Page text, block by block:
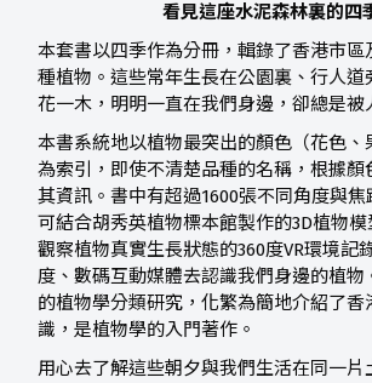
看見這座水泥森林裏的四
本套書以四季作為分冊，輯錄了香港市區
種植物。這些常年生長在公園裏、行人道
花一木，明明一直在我們身邊，卻總是被
本書系統地以植物最突出的顏色（花色、
為索引，即使不清楚品種的名稱，根據顏
其資訊。書中有超過1600張不同角度與焦
可結合胡秀英植物標本館製作的3D植物
觀察植物真實生長狀態的360度VR環境記
度、數碼互動媒體去認識我們身邊的植物
的植物學分類研究，化繁為簡地介紹了香
識，是植物學的入門著作。
用心去了解這些朝夕與我們生活在同一片